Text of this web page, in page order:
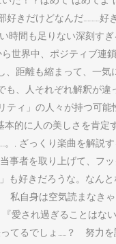
だけどなんだ…………好
間も足りない深刻す
世界中、ポジティブ
距離も縮まって、一
、人それぞれ解釈が
ィ」の人々が持つ可
的に人の美しさを肯
, ざっくり楽曲を解説
事者を取り上げて、フ
きだろうな。なんと
自身は空気読まなき
され過ぎることはな
てるでしょ……？ 努力